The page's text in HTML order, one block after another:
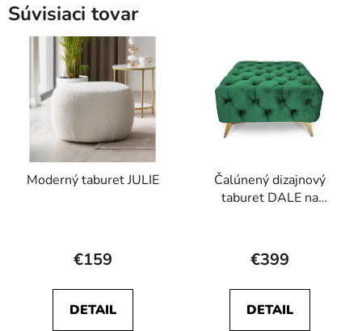
Súvisiaci tovar
Moderný taburet JULIE
hodnotenie
je
5,0
€159
DETAIL
Čalúnený dizajnový
taburet DALE na
hodnotenie
je
5,0
€399
DETAIL